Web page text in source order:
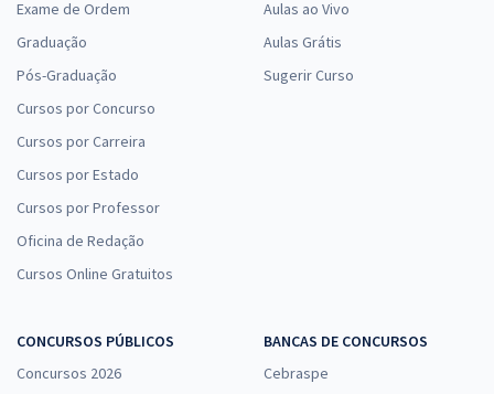
Exame de Ordem
Graduação
Pós-Graduação
Cursos por Concurso
Cursos por Carreira
Cursos por Estado
Cursos por Professor
Oficina de Redação
Cursos Online Gratuitos
Aulas ao Vivo
Aulas Grátis
Sugerir Curso
CONCURSOS PÚBLICOS
Concursos 2026
BANCAS DE CONCURSOS
Cebraspe